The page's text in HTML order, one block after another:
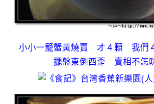
小小一籠蟹黃燒賣 才４顆 我們
擺盤東倒西歪 賣相不怎